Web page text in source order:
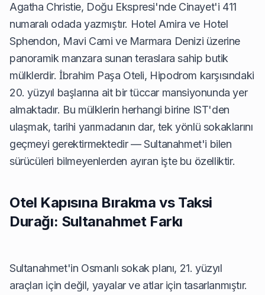
Agatha Christie, Doğu Ekspresi'nde Cinayet'i 411
numaralı odada yazmıştır. Hotel Amira ve Hotel
Sphendon, Mavi Cami ve Marmara Denizi üzerine
panoramik manzara sunan teraslara sahip butik
mülklerdir. İbrahim Paşa Oteli, Hipodrom karşısındaki
20. yüzyıl başlarına ait bir tüccar mansiyonunda yer
almaktadır. Bu mülklerin herhangi birine IST'den
ulaşmak, tarihi yarımadanın dar, tek yönlü sokaklarını
geçmeyi gerektirmektedir — Sultanahmet'i bilen
sürücüleri bilmeyenlerden ayıran işte bu özelliktir.
Otel Kapısına Bırakma vs Taksi
Durağı: Sultanahmet Farkı
Sultanahmet'in Osmanlı sokak planı, 21. yüzyıl
araçları için değil, yayalar ve atlar için tasarlanmıştır.